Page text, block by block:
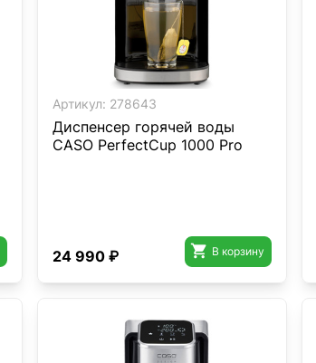
Артикул: 278643
Диспенсер горячей воды
CASO PerfectCup 1000 Pro
24 990 ₽  В корзину